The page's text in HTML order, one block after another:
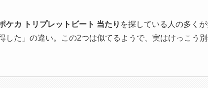
ケカ トリプレットビート 当たり を探している人の多く
した」の違い。この2つは似てるようで、実はけっこう別